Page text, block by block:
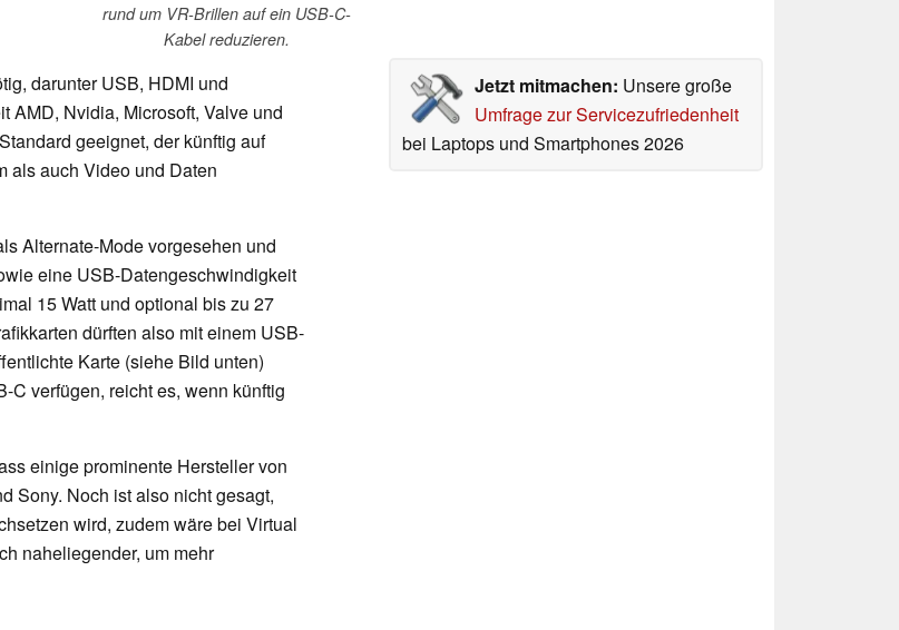
rund um VR-Brillen auf ein USB-C-
Kabel reduzieren.
Jetzt mitmachen: Unsere große
Umfrage zur Servicezufriedenheit
bei Laptops und Smartphones 2026
darunter USB, HDMI und
AMD, Nvidia, Microsoft, Valve und
geeignet, der künftig auf
als auch Video und Daten
Alternate-Mode vorgesehen und
eine USB-Datengeschwindigkeit
15 Watt und optional bis zu 27
dürften also mit einem USB-
Karte (siehe Bild unten)
C verfügen, reicht es, wenn künftig
einige prominente Hersteller von
Sony. Noch ist also nicht gesagt,
wird, zudem wäre bei Virtual
naheliegender, um mehr